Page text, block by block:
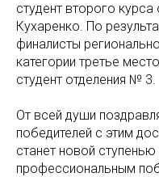
студент второго
Кухаренко. По
финалисты
категории третье
студент отделения № 3.
От всей души
победителей с этим
станет новой
профессиональным